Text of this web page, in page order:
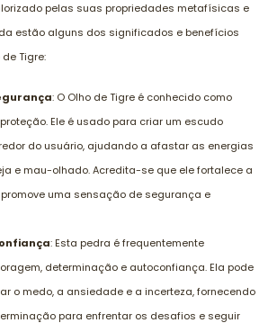
pelas suas propriedades metafísicas e
estão alguns dos significados e benefícios
Tigre:
: O Olho de Tigre é conhecido como
Ele é usado para criar um escudo
do usuário, ajudando a afastar as energias
e mau-olhado. Acredita-se que ele fortalece a
uma sensação de segurança e
: Esta pedra é frequentemente
determinação e autoconfiança. Ela pode
o medo, a ansiedade e a incerteza, fornecendo
para enfrentar os desafios e seguir